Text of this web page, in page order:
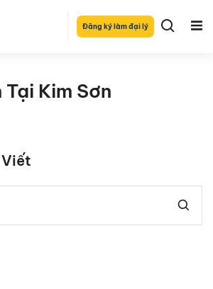
Đăng ký làm đại lý
Kim Sơn